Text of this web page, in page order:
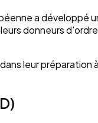
a développé
donneurs
leur